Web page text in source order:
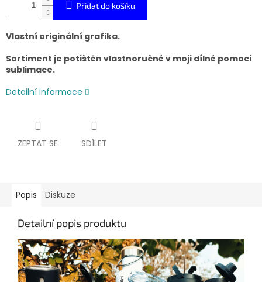
Přidat do košíku
Vlastní originální grafika.
Sortiment je potištěn vlastnoručně v moji dílně pomocí
sublimace.
Detailní informace
ZEPTAT SE SDÍLET
Popis Diskuze
Detailní popis produktu